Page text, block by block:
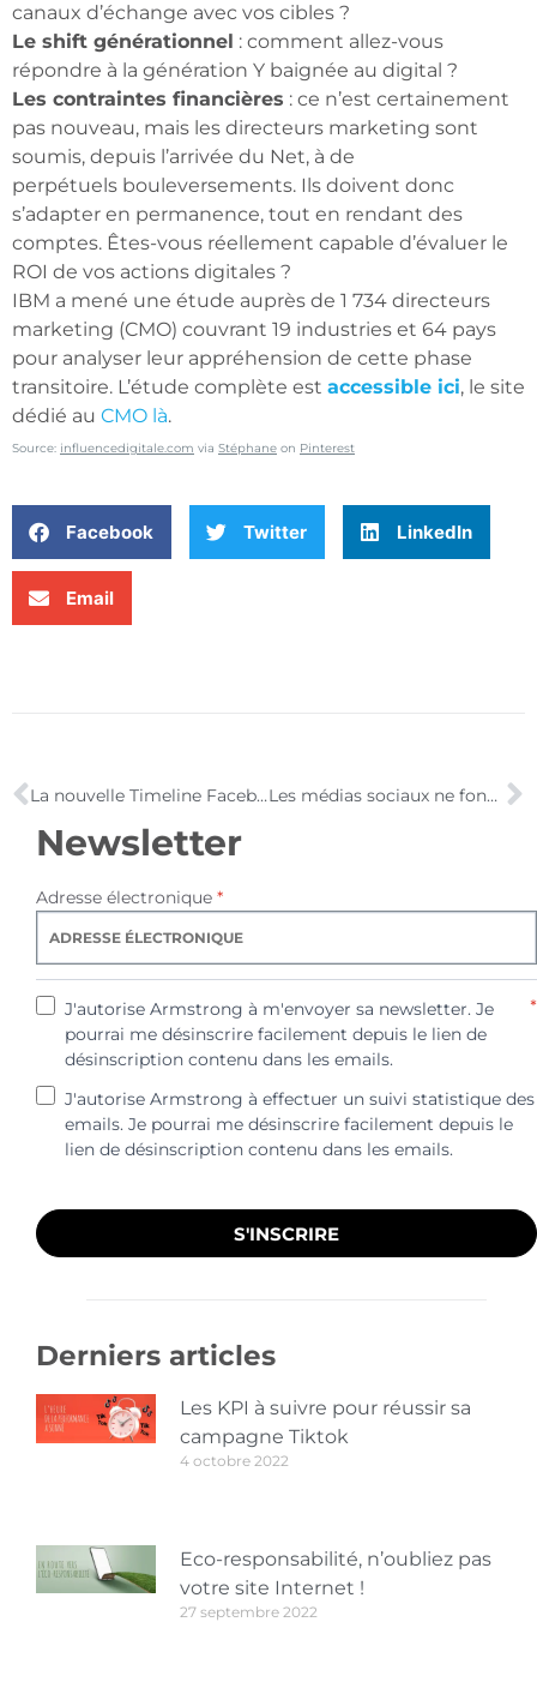
canaux d’échange avec vos cibles ?
Le shift générationnel : comment allez-vous
répondre à la génération Y baignée au digital ?
Les contraintes financières : ce n’est certainement
pas nouveau, mais les directeurs marketing sont
soumis, depuis l’arrivée du Net, à de
perpétuels bouleversements. Ils doivent donc
s’adapter en permanence, tout en rendant des
comptes. Êtes-vous réellement capable d’évaluer le
ROI de vos actions digitales ?
IBM a mené une étude auprès de 1 734 directeurs
marketing (CMO) couvrant 19 industries et 64 pays
pour analyser leur appréhension de cette phase
transitoire. L’étude complète est accessible ici, le site
dédié au CMO là.
Source: influencedigitale.com via Stéphane on Pinterest
Facebook Twitter LinkedIn
Email
La nouvelle Timeline Facebook pour les marques, c’est demain pour les retardataires Les médias sociaux ne fonctionnent pas en b2b ?
Newsletter
Adresse électronique *
J'autorise Armstrong à m'envoyer sa newsletter. Je
pourrai me désinscrire facilement depuis le lien de
désinscription contenu dans les emails.
*
J'autorise Armstrong à effectuer un suivi statistique des
emails. Je pourrai me désinscrire facilement depuis le
lien de désinscription contenu dans les emails.
S'INSCRIRE
Derniers articles
Les KPI à suivre pour réussir sa
campagne Tiktok
4 octobre 2022
Eco-responsabilité, n’oubliez pas
votre site Internet !
27 septembre 2022